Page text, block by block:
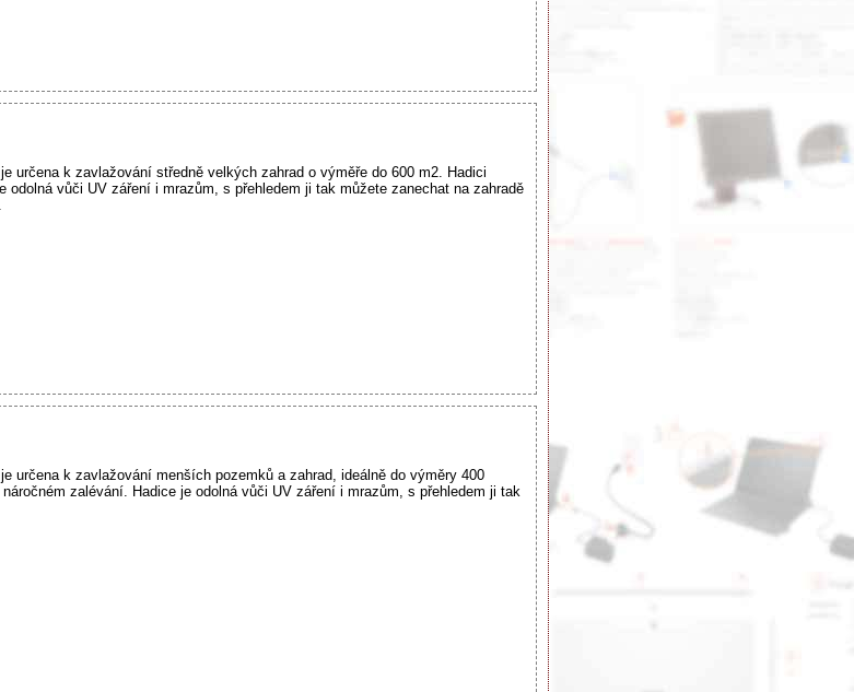
určena k zavlažování středně velkých zahrad o výměře do 600 m2. Hadici
vůči UV záření i mrazům, s přehledem ji tak můžete zanechat na zahradě
určena k zavlažování menších pozemků a zahrad, ideálně do výměry 400
zalévání. Hadice je odolná vůči UV záření i mrazům, s přehledem ji tak